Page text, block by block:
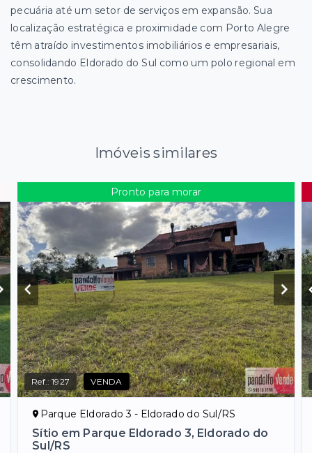
pecuária até um setor de serviços em expansão. Sua
localização estratégica e proximidade com Porto Alegre
têm atraído investimentos imobiliários e empresariais,
consolidando Eldorado do Sul como um polo regional em
crescimento.
Imóveis similares
Pronto para morar
Ref.:1927 VENDA
Parque Eldorado 3 - Eldorado do Sul/RS
Sítio em Parque Eldorado 3, Eldorado do
Sul/RS